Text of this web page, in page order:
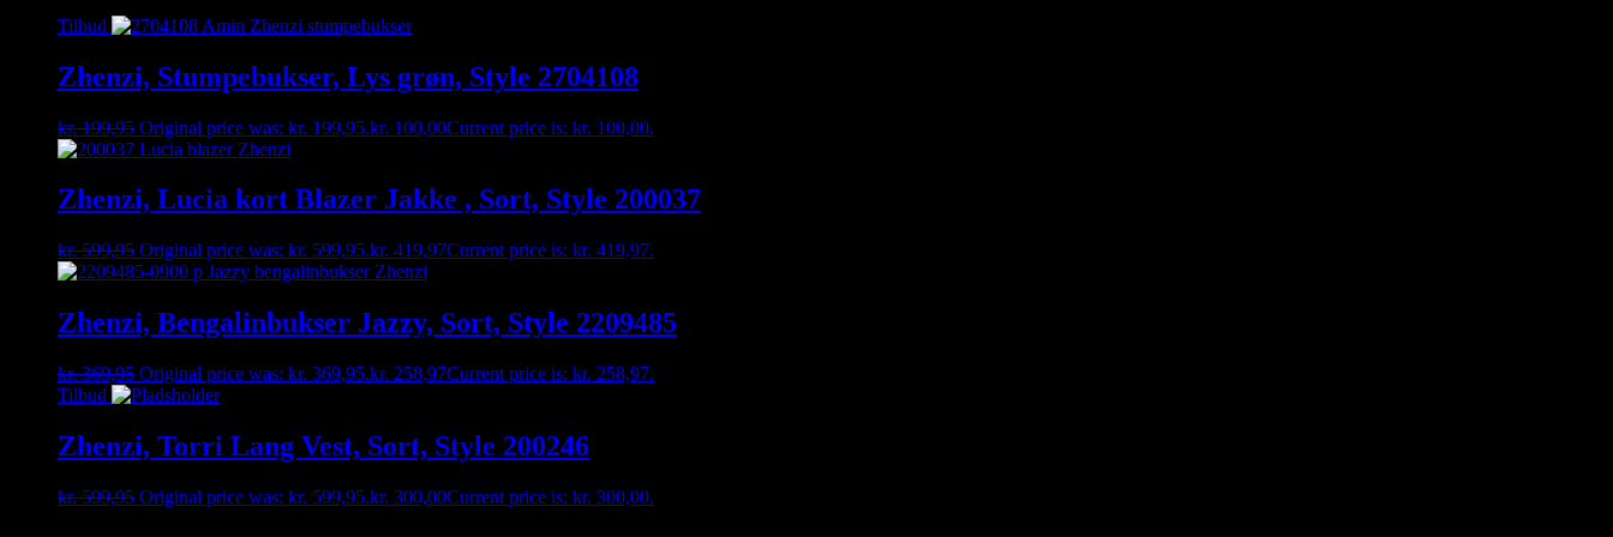
Tilbud
Zhenzi, Stumpebukser, Lys grøn, Style 2704108
kr.199,95 Original price was: kr. 199,95.kr. 100,00Current price is: kr. 100,00.
Zhenzi, Lucia kort Blazer Jakke , Sort, Style 200037
kr.599,95 Original price was: kr. 599,95.kr. 419,97Current price is: kr. 419,97.
Zhenzi, Bengalinbukser Jazzy, Sort, Style 2209485
kr.369,95 Original price was: kr. 369,95.kr. 258,97Current price is: kr. 258,97.
Tilbud
Zhenzi, Torri Lang Vest, Sort, Style 200246
kr.599,95 Original price was: kr. 599,95.kr. 300,00Current price is: kr. 300,00.